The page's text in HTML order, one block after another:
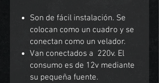
Son de fácil instalación. Se
colocan como un cuadro y se
conectan como un velador.
Van conectados a 220v. El
consumo es de 12v mediante
su pequeña fuente.